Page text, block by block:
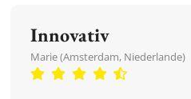
Innovativ
Marie (Amsterdam, Niederlande)